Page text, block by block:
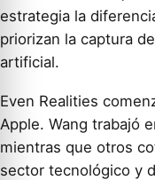
estrategia la
priorizan la captura
artificial.
Even Realities
Apple. Wang trabajó
mientras que otros
sector tecnológico y